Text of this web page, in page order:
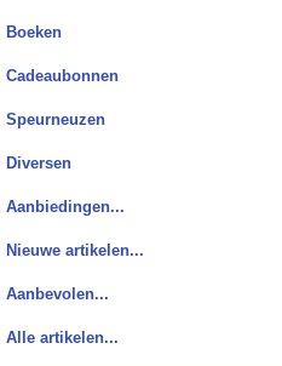
Boeken
Cadeaubonnen
Speurneuzen
Diversen
Aanbiedingen...
Nieuwe artikelen...
Aanbevolen...
Alle artikelen...